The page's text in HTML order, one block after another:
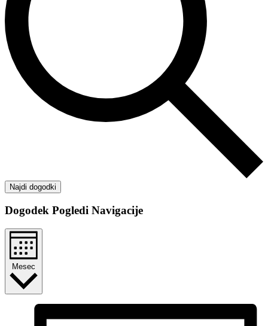
Najdi dogodki
Dogodek Pogledi Navigacije
Mesec